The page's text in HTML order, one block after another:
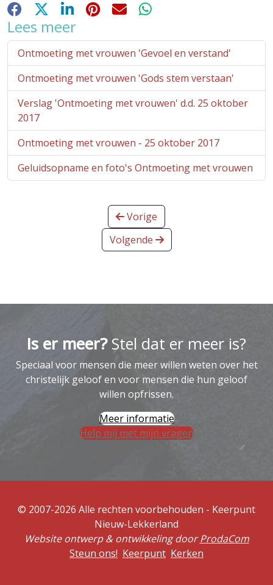
Facebook LinkedInPinterestE-mailWhatsApp
Lees meer
Ontmoeting met vrouwen 'Gevoel en verstand'
Ontmoeting met vrouwen 'Gods stem verstaan'
Verslag 'Ontmoeting met vrouwen' d.d. 25 oktober
2017
Ontmoeting met vrouwen - 25 oktober 2017
Geluidsopname en foto's Ontmoeting met vrouwen
Vorige
Volgende
Is er meer?Stel dat er meer is?
Speciaal voor mensen die meer willen weten over het
christelijk geloof en voor mensen die hun geloof
willen opfrissen.
Meer informatie
Help mij met mijn vragen
© 2007-2026 Alle rechten voorbehouden - Keerpunt
Nieuw-Lekkerland
Website ontwerp & ontwikkeling doorProdaCom
Steun ons! Keerpunt Kerken